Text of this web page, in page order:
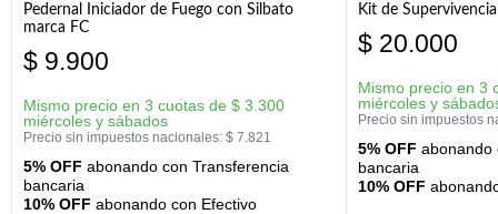
Pedernal Iniciador de Fuego con Silbato
marca FC
$ 9.900
Mismo precio en 3 cuotas de $ 3.300
miércoles y sábados
Precio sin impuestos nacionales: $ 7.821
5% OFF abonando con Transferencia
bancaria
10% OFF abonando con Efectivo
Kit de
$ 20.000
Mismo precio en 3
miércoles y
Precio sin impuestos
5% OFF abonando
bancaria
10% OFF